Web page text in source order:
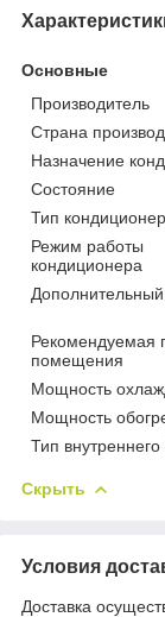
Основные
Производитель
Страна
Назначение
Состояние
Тип
Режим работы
кондиционера
Рекомендуемая
помещения
Мощность
Мощность
Тип внутреннего
Скрыть
Условия
Доставка